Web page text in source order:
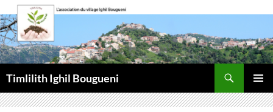
Aller
au
contenu
Timlilith Ighil Bougueni
MENU